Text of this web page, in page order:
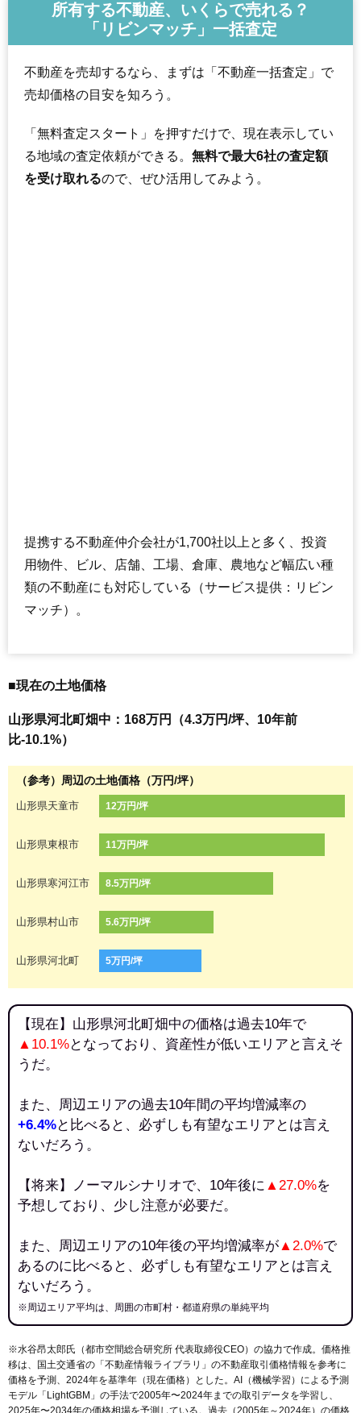
所有する不動産、いくらで売れる？
「リビンマッチ」一括査定
不動産を売却するなら、まずは「不動産一括査定」で
売却価格の目安を知ろう。
「無料査定スタート」を押すだけで、現在表示してい
る地域の査定依頼ができる。 無料で最大6社の査定額
を受け取れるので、ぜひ活用してみよう。
提携する不動産仲介会社が1,700社以上と多く、投資
用物件、ビル、店舗、工場、倉庫、農地など幅広い種
類の不動産にも対応している（サービス提供：リビン
マッチ）。
■現在の土地価格
山形県河北町畑中：168万円（4.3万円/坪、10年前
比-10.1%）
（参考）周辺の土地価格（万円/坪）
山形県天童市 12万円/坪
山形県東根市 11万円/坪
山形県寒河江市 8.5万円/坪
山形県村山市 5.6万円/坪
山形県河北町 5万円/坪
【現在】山形県河北町畑中の価格は過去10年で
▲10.1%となっており、資産性が低いエリアと言えそ
うだ。
また、周辺エリアの過去10年間の平均増減率の
+6.4%と比べると、必ずしも有望なエリアとは言え
ないだろう。
【将来】ノーマルシナリオで、10年後に ▲27.0%を
予想しており、少し注意が必要だ。
また、周辺エリアの10年後の平均増減率が▲2.0%で
あるのに比べると、必ずしも有望なエリアとは言え
ないだろう。
※周辺エリア平均は、周囲の市町村・都道府県の単純平均
※水谷昂太郎氏（都市空間総合研究所 代表取締役CEO）の協力で作成。価格推
移は、国土交通省の「 不動産情報ライブラリ 」の不動産取引価格情報を参考に
価格を予測、2024年を基準年（現在価格）とした。AI（機械学習）による予測
モデル「LightGBM」の手法で2005年〜2024年までの取引データを学習し、